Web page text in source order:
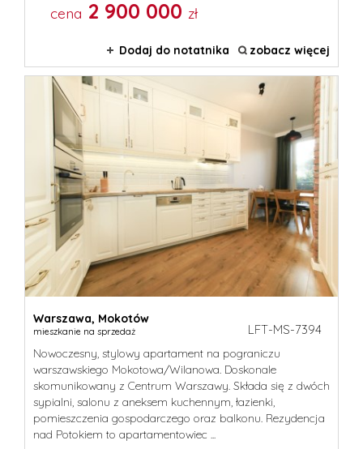
cena 2 900 000 zł
Dodaj do notatnika zobacz więcej
Warszawa, Mokotów
mieszkanie na sprzedaż LFT-MS-7394
Nowoczesny, stylowy apartament na pograniczu
warszawskiego Mokotowa/Wilanowa. Doskonale
skomunikowany z Centrum Warszawy. Składa się z dwóch
sypialni, salonu z aneksem kuchennym, łazienki,
pomieszczenia gospodarczego oraz balkonu. Rezydencja
nad Potokiem to apartamentowiec ...